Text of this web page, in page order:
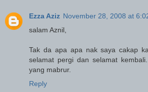
Ezza Aziz November 28, 2008 at
salam Aznil,
Tak da apa apa nak saya cakap
selamat pergi dan selamat
yang mabrur.
Reply